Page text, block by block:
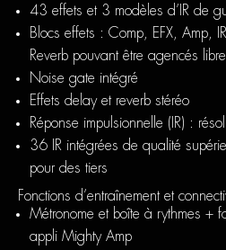
43 effets et 3 modèles d’IR de
Blocs effets : Comp, EFX, Amp,
Reverb pouvant être agencés
Noise gate intégré
Effets delay et reverb stéréo
Réponse impulsionnelle (IR) :
36 IR intégrées de qualité
pour des tiers
Fonctions d’entraînement et
Métronome et boîte à rythmes +
appli Mighty Amp